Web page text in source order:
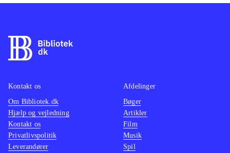
Kontakt os
Om Bibliotek.dk
Hjælp og vejledning
Kontakt os
Privatlivspolitik
Leverandører
Afdelinger
Bøger
Artikler
Film
Musik
Spil